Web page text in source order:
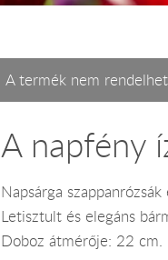
A termék nem
A napfény
Napsárga
Letisztult és elegáns
Doboz átmérője: 22 cm.